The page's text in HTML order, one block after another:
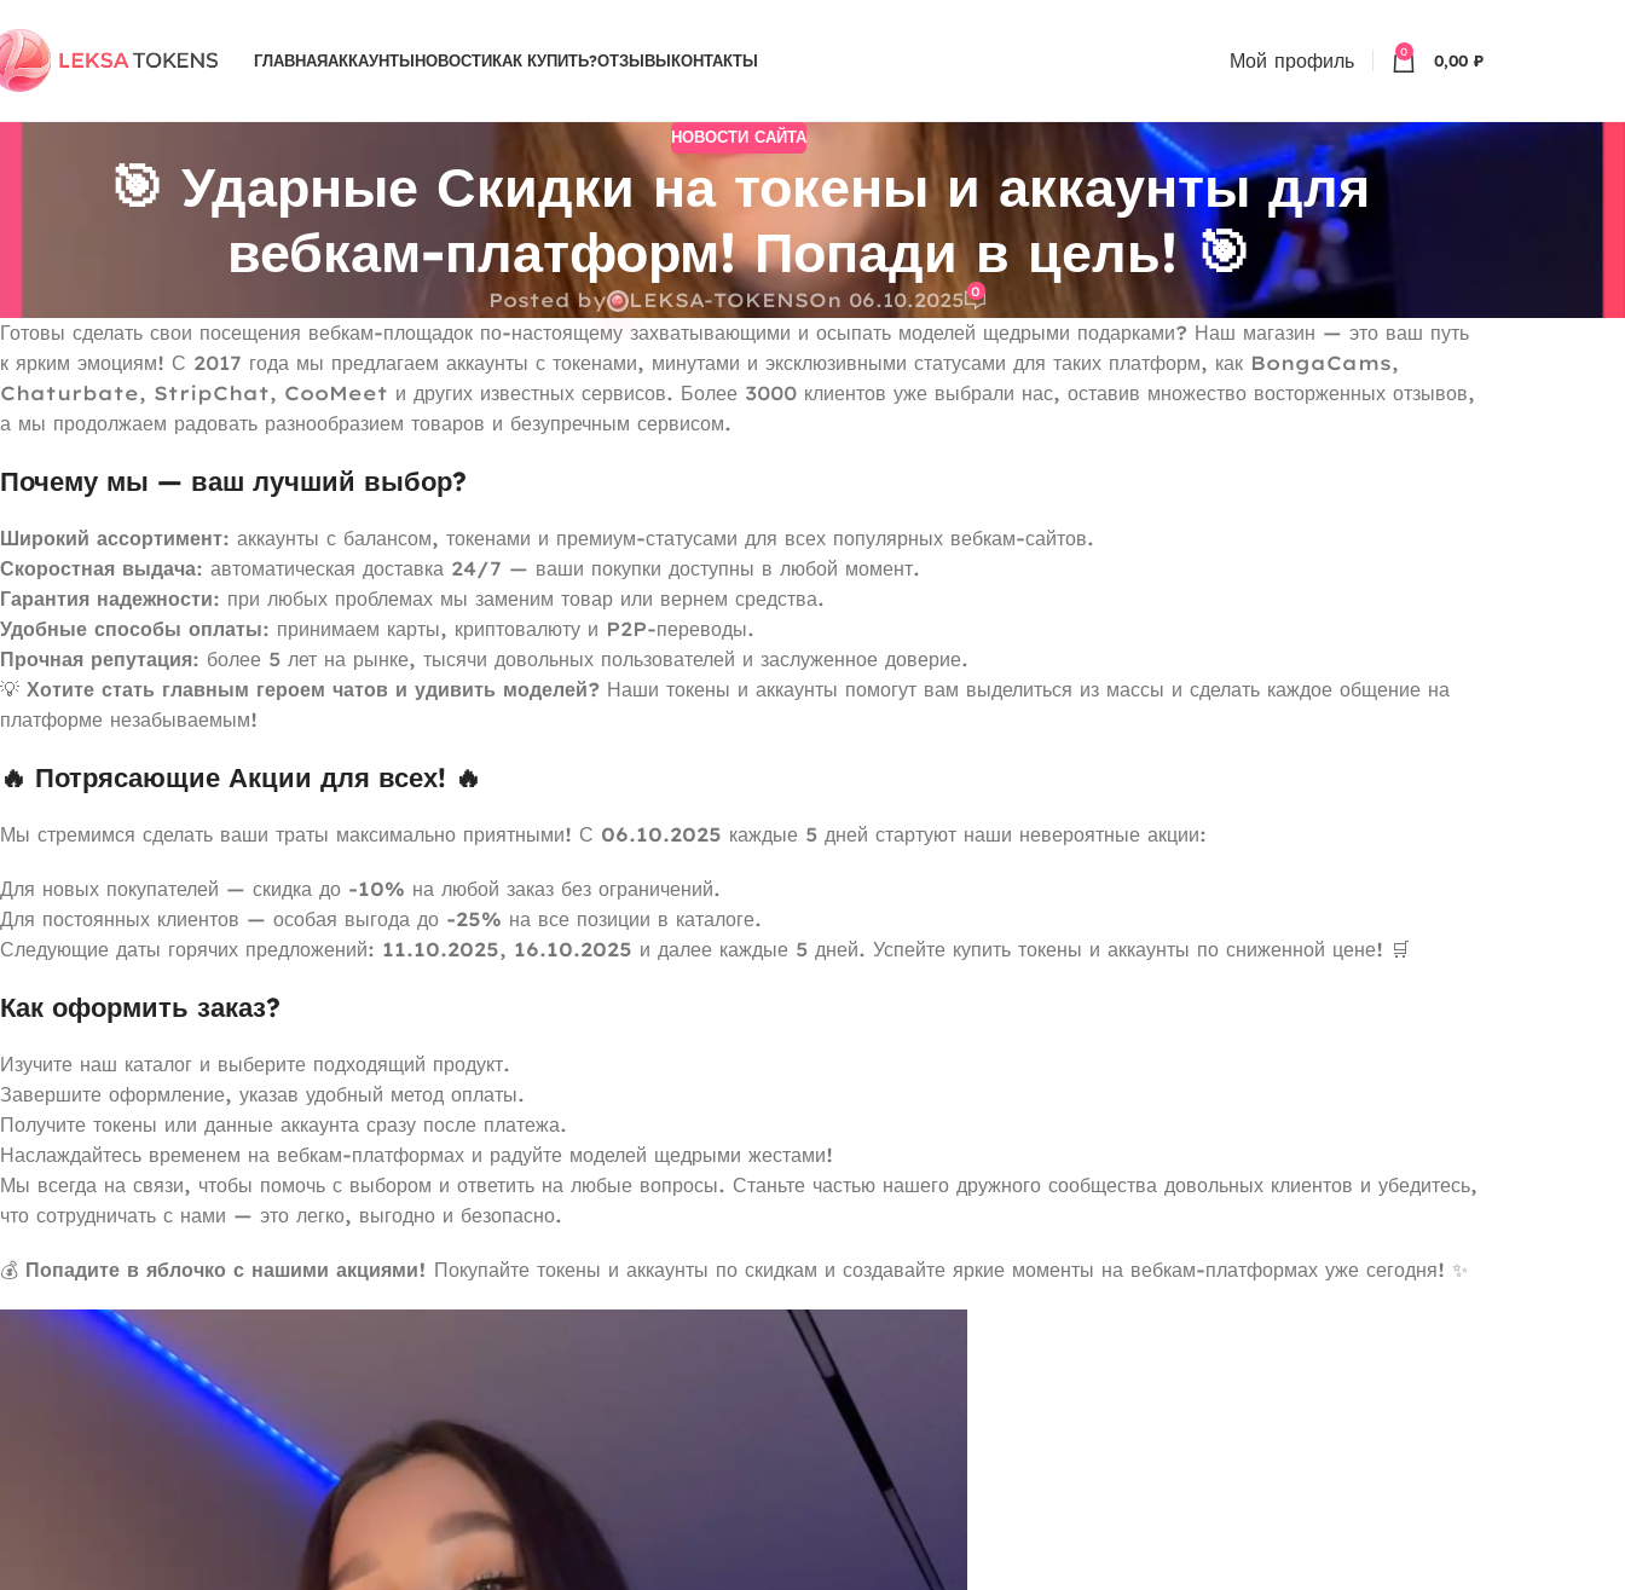
ГЛАВНАЯАККАУНТЫНОВОСТИКАК КУПИТЬ?ОТЗЫВЫКОНТАКТЫ Мой профиль 0 0,00 ₽
НОВОСТИ САЙТА
🎯 Ударные Скидки на токены и аккаунты для
вебкам-платформ! Попади в цель! 🎯
Posted by LEKSA-TOKENSOn 06.10.2025 0
Готовы сделать свои посещения вебкам-площадок по-настоящему захватывающими и осыпать моделей щедрыми подарками? Наш магазин — это ваш путь
к ярким эмоциям! С 2017 года мы предлагаем аккаунты с токенами, минутами и эксклюзивными статусами для таких платформ, как BongaCams,
Chaturbate, StripChat, CooMeet и других известных сервисов. Более 3000 клиентов уже выбрали нас, оставив множество восторженных отзывов,
а мы продолжаем радовать разнообразием товаров и безупречным сервисом.
Почему мы — ваш лучший выбор?
Широкий ассортимент: аккаунты с балансом, токенами и премиум-статусами для всех популярных вебкам-сайтов.
Скоростная выдача: автоматическая доставка 24/7 — ваши покупки доступны в любой момент.
Гарантия надежности: при любых проблемах мы заменим товар или вернем средства.
Удобные способы оплаты: принимаем карты, криптовалюту и P2P-переводы.
Прочная репутация: более 5 лет на рынке, тысячи довольных пользователей и заслуженное доверие.
💡 Хотите стать главным героем чатов и удивить моделей? Наши токены и аккаунты помогут вам выделиться из массы и сделать каждое общение на
платформе незабываемым!
🔥 Потрясающие Акции для всех! 🔥
Мы стремимся сделать ваши траты максимально приятными! С 06.10.2025 каждые 5 дней стартуют наши невероятные акции:
Для новых покупателей — скидка до -10% на любой заказ без ограничений.
Для постоянных клиентов — особая выгода до -25% на все позиции в каталоге.
Следующие даты горячих предложений: 11.10.2025, 16.10.2025 и далее каждые 5 дней. Успейте купить токены и аккаунты по сниженной цене! 🛒
Как оформить заказ?
Изучите наш каталог и выберите подходящий продукт.
Завершите оформление, указав удобный метод оплаты.
Получите токены или данные аккаунта сразу после платежа.
Наслаждайтесь временем на вебкам-платформах и радуйте моделей щедрыми жестами!
Мы всегда на связи, чтобы помочь с выбором и ответить на любые вопросы. Станьте частью нашего дружного сообщества довольных клиентов и убедитесь,
что сотрудничать с нами — это легко, выгодно и безопасно.
💰 Попадите в яблочко с нашими акциями! Покупайте токены и аккаунты по скидкам и создавайте яркие моменты на вебкам-платформах уже сегодня! ✨